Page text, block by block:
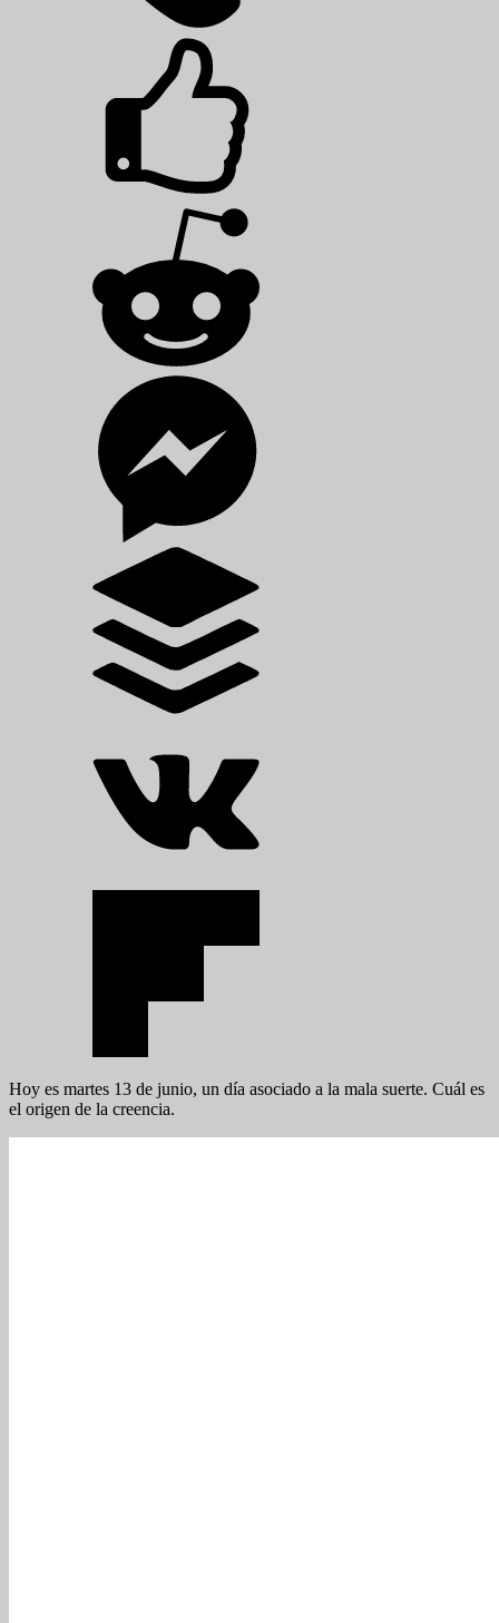
Hoy es martes 13 de junio, un día asociado a la mala suerte. Cuál es
el origen de la creencia.